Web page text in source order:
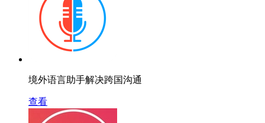
境外语言助手解决跨国沟通
查看